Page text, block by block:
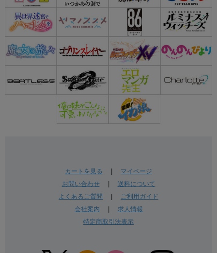
カートを見る
マイページ
お問い合わせ| 送料について
よくあるご質問
ご利用ガイド
会社案内
求人情報
特定商取引法表示